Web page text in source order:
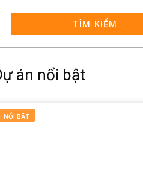
TÌM KIẾM
án nổi bật
NỔI BẬT